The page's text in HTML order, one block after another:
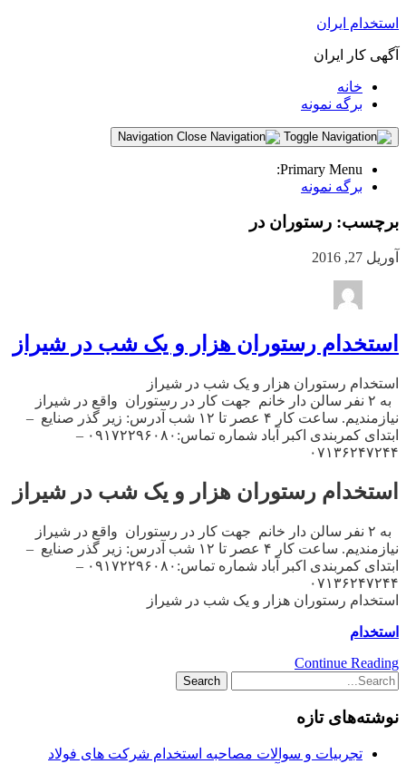
استخدام ایران
آگهی کار ایران
خانه
برگه نمونه
Primary Menu:
برگه نمونه
برچسب: رستوران در
آوریل 27, 2016
استخدام رستوران هزار و یک شب در شیراز
استخدام رستوران هزار و یک شب در شیراز
به ۲ نفر سالن دار خانم جهت کار در رستوران واقع در شیراز
نیازمندیم. ساعت کار ۴ عصر تا ۱۲ شب آدرس: زیر گذر صنایع –
ابتدای کمربندی اکبر آباد شماره تماس:۰۹۱۷۲۲۹۶۰۸۰ –
۰۷۱۳۶۲۴۷۲۴۴
استخدام رستوران هزار و یک شب در شیراز
به ۲ نفر سالن دار خانم جهت کار در رستوران واقع در شیراز
نیازمندیم. ساعت کار ۴ عصر تا ۱۲ شب آدرس: زیر گذر صنایع –
ابتدای کمربندی اکبر آباد شماره تماس:۰۹۱۷۲۲۹۶۰۸۰ –
۰۷۱۳۶۲۴۷۲۴۴
استخدام رستوران هزار و یک شب در شیراز
استخدام
Continue Reading
نوشته‌های تازه
تجربیات و سوالات مصاحبه استخدام شرکت های فولاد